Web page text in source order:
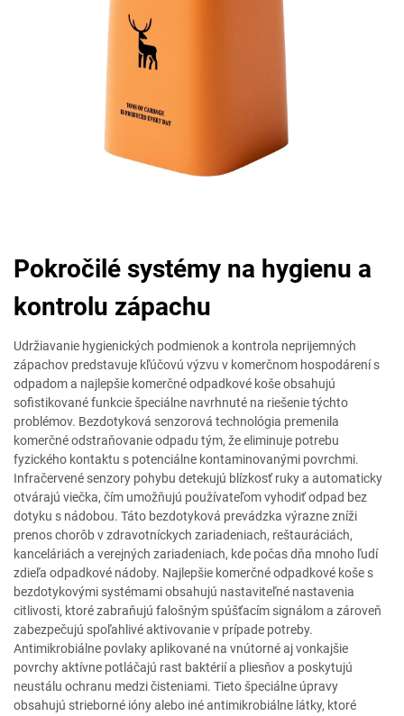
Pokročilé systémy na hygienu a
kontrolu zápachu
Udržiavanie hygienických podmienok a kontrola neprijemných
zápachov predstavuje kľúčovú výzvu v komerčnom hospodárení s
odpadom a najlepšie komerčné odpadkové koše obsahujú
sofistikované funkcie špeciálne navrhnuté na riešenie týchto
problémov. Bezdotyková senzorová technológia premenila
komerčné odstraňovanie odpadu tým, že eliminuje potrebu
fyzického kontaktu s potenciálne kontaminovanými povrchmi.
Infračervené senzory pohybu detekujú blízkosť ruky a automaticky
otvárajú viečka, čím umožňujú používateľom vyhodiť odpad bez
dotyku s nádobou. Táto bezdotyková prevádzka výrazne zníži
prenos chorôb v zdravotníckych zariadeniach, reštauráciách,
kanceláriách a verejných zariadeniach, kde počas dňa mnoho ľudí
zdieľa odpadkové nádoby. Najlepšie komerčné odpadkové koše s
bezdotykovými systémami obsahujú nastaviteľné nastavenia
citlivosti, ktoré zabraňujú falošným spúšťacím signálom a zároveň
zabezpečujú spoľahlivé aktivovanie v prípade potreby.
Antimikrobiálne povlaky aplikované na vnútorné aj vonkajšie
povrchy aktívne potláčajú rast baktérií a pliesňov a poskytujú
neustálu ochranu medzi čisteniami. Tieto špeciálne úpravy
obsahujú strieborné ióny alebo iné antimikrobiálne látky, ktoré